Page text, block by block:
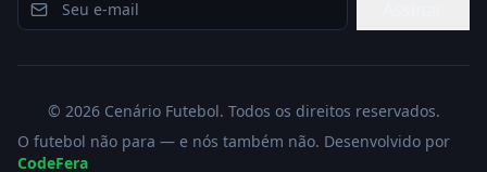
© 2026Cenário Futebol. Todos os direitos reservados.
O futebol não para — e nós também não. Desenvolvido por
CodeFera